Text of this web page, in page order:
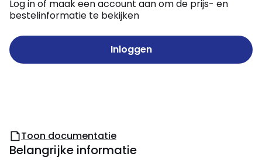
Log in of maak een account aan om de prijs- en
bestelinformatie te bekijken
Inloggen
Toon documentatie
Belangrijke informatie